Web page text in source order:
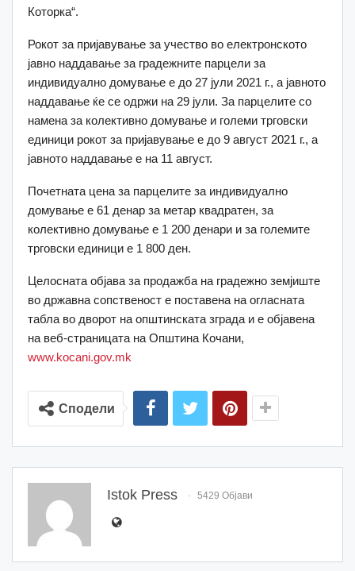
Которка“.
Рокот за пријавување за учество во електронското
јавно наддавање за градежните парцели за
индивидуално домување е до 27 јули 2021 г., а јавното
наддавање ќе се одржи на 29 јули. За парцелите со
намена за колективно домување и големи трговски
единици рокот за пријавување е до 9 август 2021 г., а
јавното наддавање е на 11 август.
Почетната цена за парцелите за индивидуално
домување е 61 денар за метар квадратен, за
колективно домување е 1 200 денари и за големите
трговски единици е 1 800 ден.
Целосната објава за продажба на градежно земјиште
во државна сопственост е поставена на огласната
табла во дворот на општинската зграда и е објавена
на веб-страницата на Општина Кочани,
www.kocani.gov.mk
Сподели
Istok Press 5429 Објави